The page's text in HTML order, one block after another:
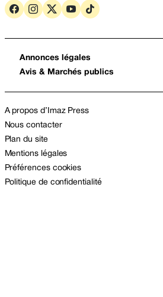
Annonces légales
Avis & Marchés publics
A propos d’Imaz Press
Nous contacter
Plan du site
Mentions légales
Préférences cookies
Politique de confidentialité